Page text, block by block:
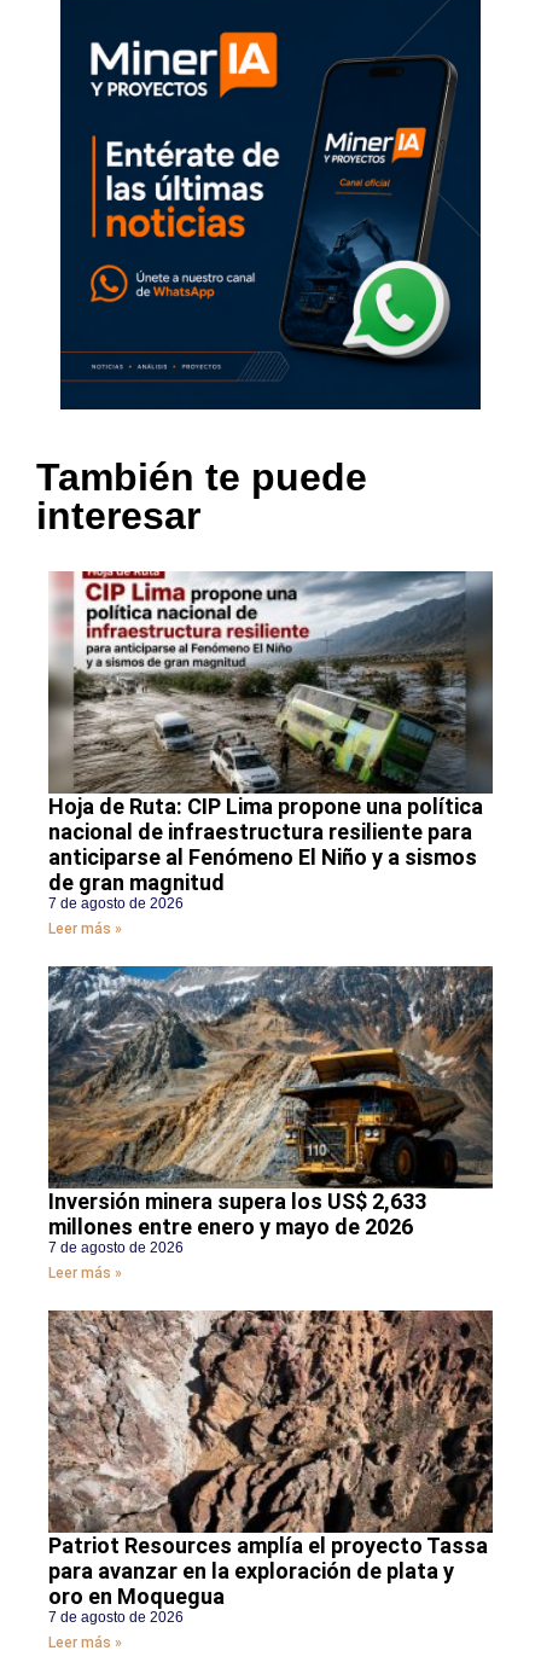
También te puede
interesar
Hoja de Ruta: CIP Lima propone una política
nacional de infraestructura resiliente para
anticiparse al Fenómeno El Niño y a sismos
de gran magnitud
7 de agosto de 2026
Leer más »
Inversión minera supera los US$ 2,633
millones entre enero y mayo de 2026
7 de agosto de 2026
Leer más »
Patriot Resources amplía el proyecto Tassa
para avanzar en la exploración de plata y
oro en Moquegua
7 de agosto de 2026
Leer más »